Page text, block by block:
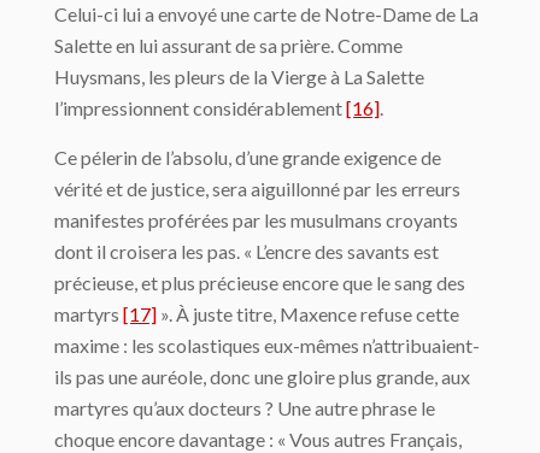
Celui-ci lui a envoyé une carte de Notre-Dame de La
Salette en lui assurant de sa prière. Comme
Huysmans, les pleurs de la Vierge à La Salette
l’impressionnent considérablement[16].
Ce pélerin de l’absolu, d’une grande exigence de
vérité et de justice, sera aiguillonné par les erreurs
manifestes proférées par les musulmans croyants
dont il croisera les pas. « L’encre des savants est
précieuse, et plus précieuse encore que le sang des
martyrs [17] ». À juste titre, Maxence refuse cette
maxime : les scolastiques eux-mêmes n’attribuaient-
ils pas une auréole, donc une gloire plus grande, aux
martyres qu’aux docteurs ? Une autre phrase le
choque encore davantage : « Vous autres Français,